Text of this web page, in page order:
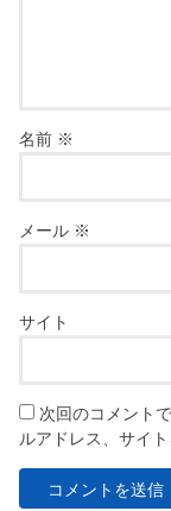
名前 ※
メール ※
サイト
次回のコメント
ルアドレス、サイト